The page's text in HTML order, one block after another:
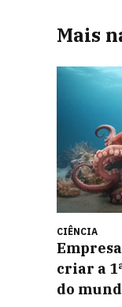
Mais
CIÊNCIA
criar a
do